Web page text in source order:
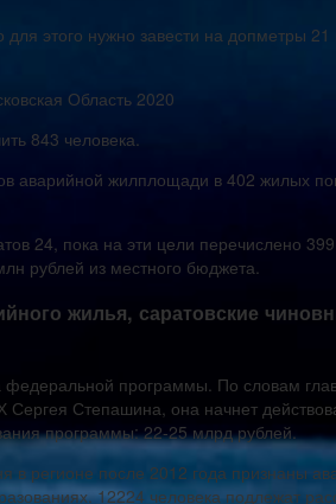
для этого нужно завести на допметры
Область 2020
843 человека.
аварийной жилплощади в 402 жилых
24, пока на эти цели перечислено
рублей из местного бюджета.
жилья, саратовские
федеральной программы. По словам
Степашина, она начнет
программы: 22-25 млрд рублей.
в регионе после 2012 года признаны
12224 человека подлежат